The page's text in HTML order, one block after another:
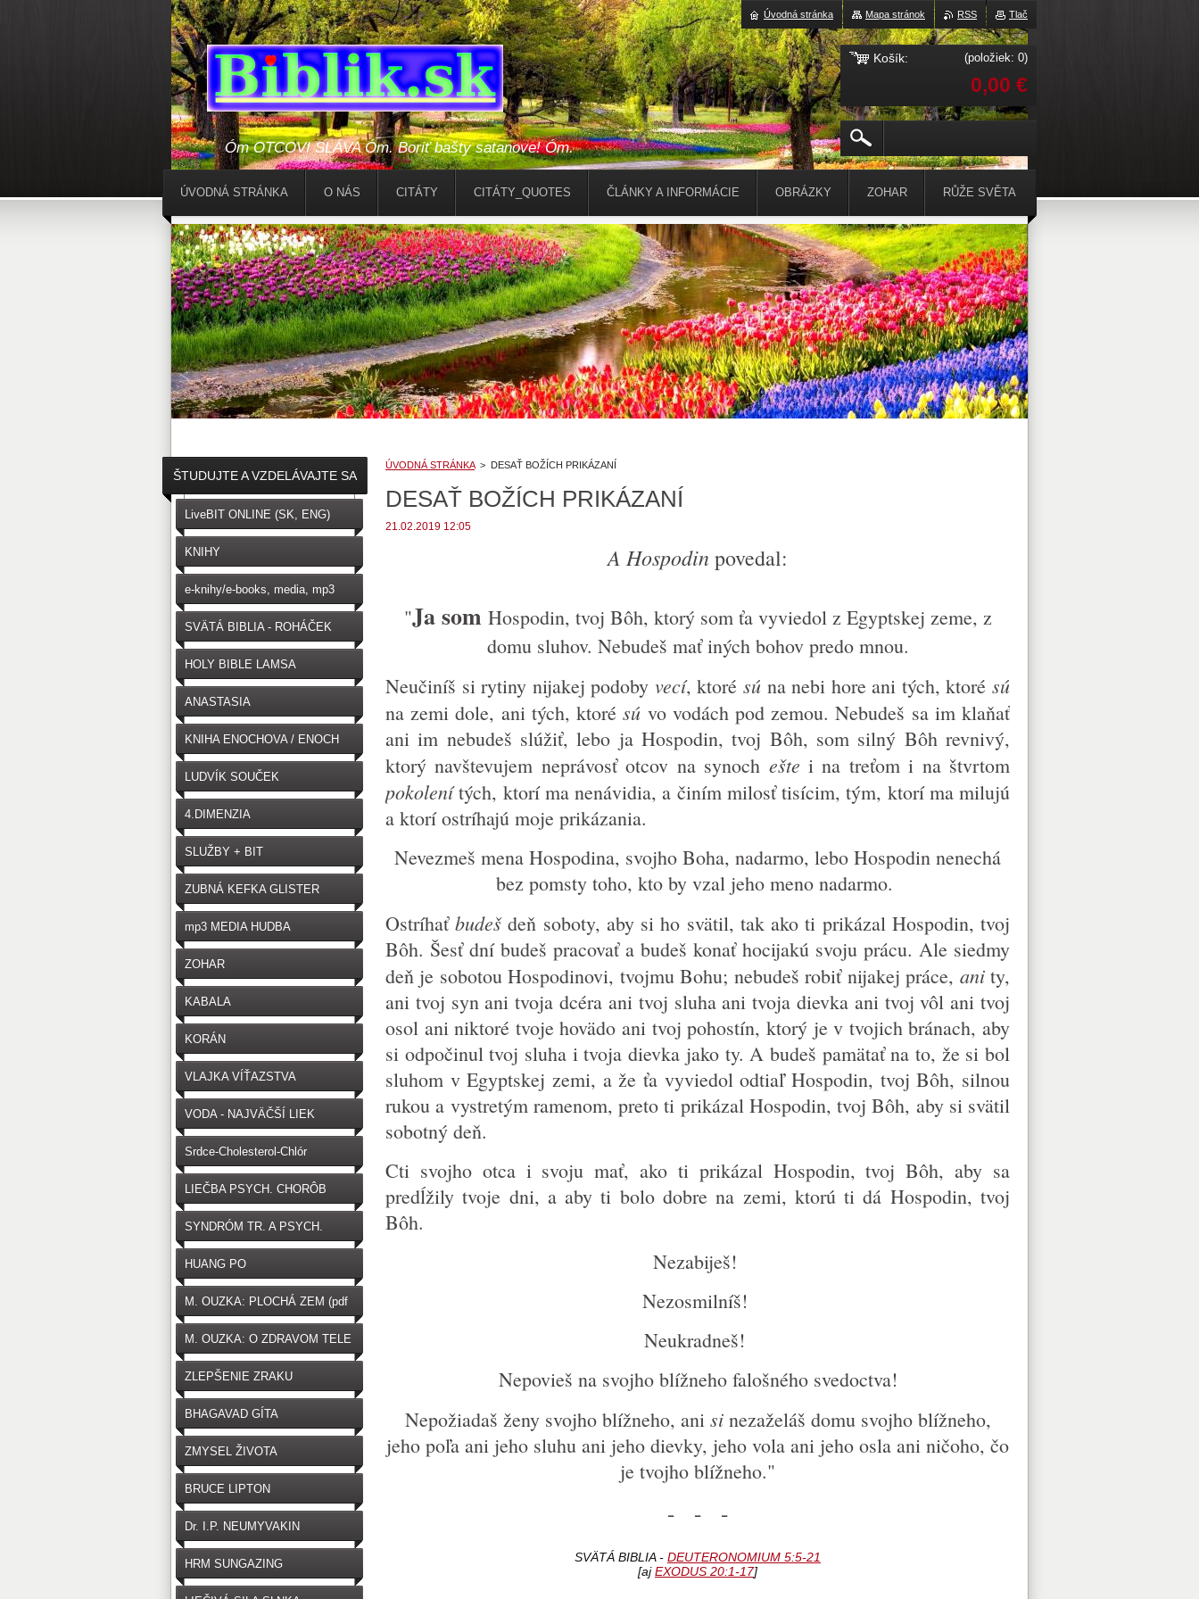
Óm OTCOVI SLÁVA Óm. Boriť bašty satanove! Óm.
ÚVODNÁ STRÁNKA > DESAŤ BOŽÍCH PRIKÁZANÍ
DESAŤ BOŽÍCH PRIKÁZANÍ
21.02.2019 12:05
A Hospodinpovedal:
"Ja som Hospodin, tvoj Bôh, ktorý som ťa vyviedol z Egyptskej zeme, z
domu sluhov. Nebudeš mať iných bohov predo mnou.
Neučiníš si rytiny nijakej podoby vecí, ktorésú na nebi hore ani tých, ktorésú
na zemi dole, ani tých, ktorésú vo vodách pod zemou. Nebudeš sa im klaňať
ani im nebudeš slúžiť, lebo ja Hospodin, tvoj Bôh, som silný Bôh revnivý,
ktorý navštevujem neprávosť otcov na synoch ešte i na treťom i na štvrtom
pokolenítých, ktorí ma nenávidia, a činím milosť tisícim, tým, ktorí ma milujú
a ktorí ostríhajú moje prikázania.
Nevezmeš mena Hospodina, svojho Boha, nadarmo, lebo Hospodin nenechá
bez pomsty toho, kto by vzal jeho meno nadarmo.
Ostríhaťbudešdeň soboty, aby si ho svätil, tak ako ti prikázal Hospodin, tvoj
Bôh. Šesť dní budeš pracovať a budeš konať hocijakú svoju prácu. Ale siedmy
deň je sobotou Hospodinovi, tvojmu Bohu; nebudeš robiť nijakej práce, anity,
ani tvoj syn ani tvoja dcéra ani tvoj sluha ani tvoja dievka ani tvoj vôl ani tvoj
osol ani niktoré tvoje hovädo ani tvoj pohostín, ktorý je v tvojich bránach, aby
si odpočinul tvoj sluha i tvoja dievka jako ty. A budeš pamätať na to, že si bol
sluhom v Egyptskej zemi, a že ťa vyviedol odtiaľ Hospodin, tvoj Bôh, silnou
rukou a vystretým ramenom, preto ti prikázal Hospodin, tvoj Bôh, aby si svätil
sobotný deň.
Cti svojho otca i svoju mať, ako ti prikázal Hospodin, tvoj Bôh, aby sa
predĺžily tvoje dni, a aby ti bolo dobre na zemi, ktorú ti dá Hospodin, tvoj
Bôh.
Nezabiješ!
Nezosmilníš!
Neukradneš!
Nepovieš na svojho blížneho falošného svedoctva!
Nepožiadaš ženy svojho blížneho, ani si nezaželáš domu svojho blížneho,
jeho poľa ani jeho sluhu ani jeho dievky, jeho vola ani jeho osla ani ničoho, čo
je tvojho blížneho."
- - -
SVÄTÁ BIBLIA - DEUTERONOMIUM 5:5-21
[ajEXODUS 20:1-17]
ŠTUDUJTE A VZDELÁVAJTE SA
LiveBIT ONLINE (SK, ENG)
KNIHY
e-knihy/e-books, media, mp3
SVÄTÁ BIBLIA - ROHÁČEK
(SK)
HOLY BIBLE LAMSA
(ENGLISH)
ANASTASIA
KNIHA ENOCHOVA / ENOCH
LUDVÍK SOUČEK
4.DIMENZIA
SLUŽBY + BIT
ZUBNÁ KEFKA GLISTER
mp3 MEDIA HUDBA
ZOHAR
KABALA
KORÁN
VLAJKA VÍŤAZSTVA
VODA - NAJVÄČŠÍ LIEK
Srdce-Cholesterol-Chlór
LIEČBA PSYCH. CHORÔB
SYNDRÓM TR. A PSYCH.
HUANG PO
M. OUZKA: PLOCHÁ ZEM (pdf
zdarma na stiahnutie)
M. OUZKA: O ZDRAVOM TELE
ZLEPŠENIE ZRAKU
BHAGAVAD GÍTA
ZMYSEL ŽIVOTA
BRUCE LIPTON
Dr. I.P. NEUMYVAKIN
HRM SUNGAZING
ÚVODNÁ STRÁNKA O NÁS CITÁTY CITÁTY_QUOTES ČLÁNKY A INFORMÁCIE OBRÁZKY ZOHAR RŮŽE SVĚTA
Tlač
RSS
Mapa stránok
Úvodná stránka
Košík: (položiek: 0)
0,00 €